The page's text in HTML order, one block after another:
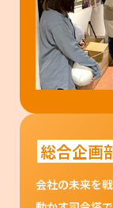
総合企画
会社の未来を